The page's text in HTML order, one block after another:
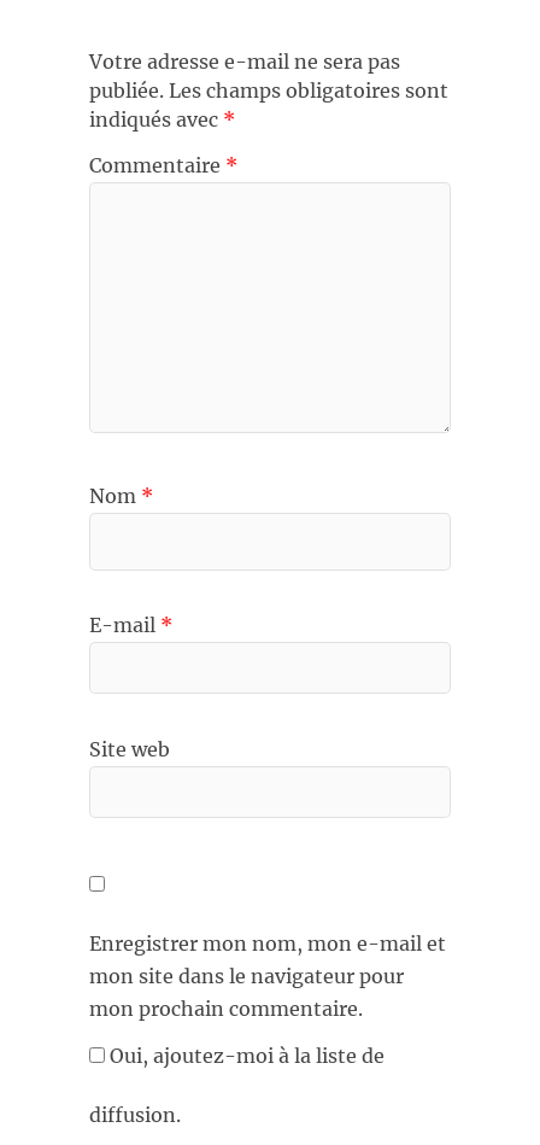
Votre adresse e-mail ne sera pas
publiée. Les champs obligatoires sont
indiqués avec *
Commentaire *
Nom *
E-mail *
Site web
Enregistrer mon nom, mon e-mail et
mon site dans le navigateur pour
mon prochain commentaire.
Oui, ajoutez-moi à la liste de
diffusion.